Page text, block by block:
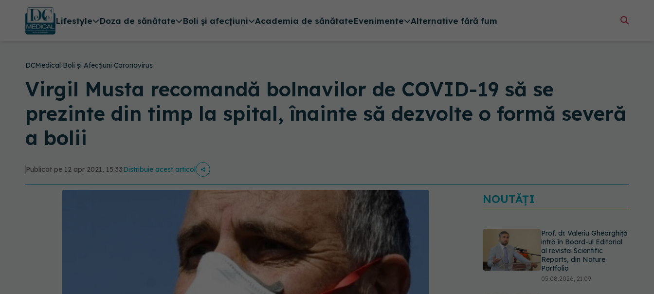
Lifestyle Doza de sănătate Boli și afecțiuni Academia de sănătateEvenimente Alternative fără fum
DCMedical›Boli și Afecțiuni›Coronavirus
Virgil Musta recomandă bolnavilor de COVID-19 să se
prezinte din timp la spital, înainte să dezvolte o formă severă
a bolii
Publicat pe 12 apr 2021, 15:33Distribuie acest articol
NOUTĂȚI
Prof. dr. Valeriu Gheorghiță
intră în Board-ul Editorial
al revistei Scientific
Reports, din Nature
Portfolio
05.08.2026, 21:09